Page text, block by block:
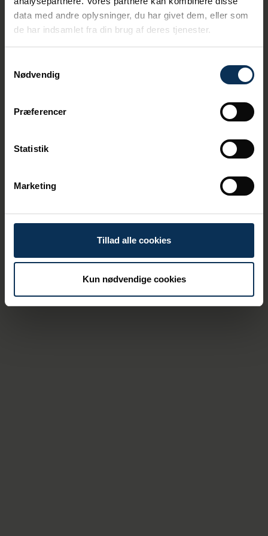
data med andre oplysninger, du har givet dem, eller som
de har indsamlet fra din brug af deres tjenester.
Nødvendig
Præferencer
Statistik
Marketing
Tillad alle cookies
Kun nødvendige cookies
rutefart mellem Aarhus Havn og Sjællands
Odde. Fra tidlig morgen til sen aften har
færgerne adskillige daglige afgange.
Overfarten tager cirka 75 minutter, og hver
Jylland og Sjælland både tid og kilometer på
Ved siden af Molslinjens færgeterminaler
havnen i Aarhus og Nordre Toldbod i